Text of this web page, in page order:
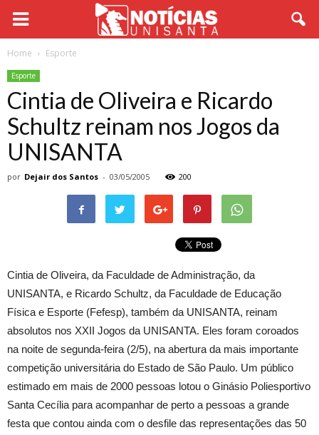
Home Esporte
Esporte
Cintia de Oliveira e Ricardo
Schultz reinam nos Jogos da
UNISANTA
por Dejair dos Santos - 03/05/2005 200
Cintia de Oliveira, da Faculdade de Administração, da
UNISANTA, e Ricardo Schultz, da Faculdade de Educação
Física e Esporte (Fefesp), também da UNISANTA, reinam
absolutos nos XXII Jogos da UNISANTA. Eles foram coroados
na noite de segunda-feira (2/5), na abertura da mais importante
competição universitária do Estado de São Paulo. Um público
estimado em mais de 2000 pessoas lotou o Ginásio Poliesportivo
Santa Cecília para acompanhar de perto a pessoas a grande
festa que contou ainda com o desfile das representações das 50